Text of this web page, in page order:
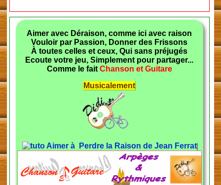
Aimer avec Déraison, comme ici avec raison
Vouloir par Passion, Donner des Frissons
À toutes celles et ceux, Qui sans préjugés
Ecoute votre jeu, Simplement pour partager...
Comme le fait Chanson et Guitare
Musicalement